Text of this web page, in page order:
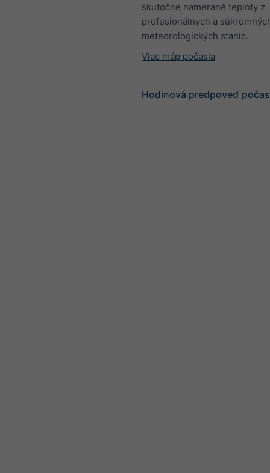
skutočne namerané teploty z
profesionálnych a
meteorologických staníc.
Viac máp počasia
Hodinová predpoveď